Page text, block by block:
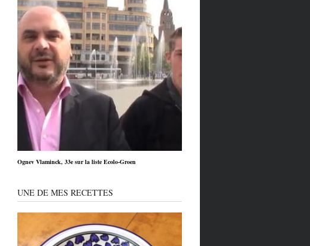
Ognev Vlaminck, 33e sur la liste Ecolo-Groen
UNE DE MES RECETTES